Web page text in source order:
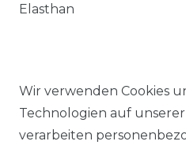
Elasthan
Wir verwenden Cookies
Technologien auf
verarbeiten